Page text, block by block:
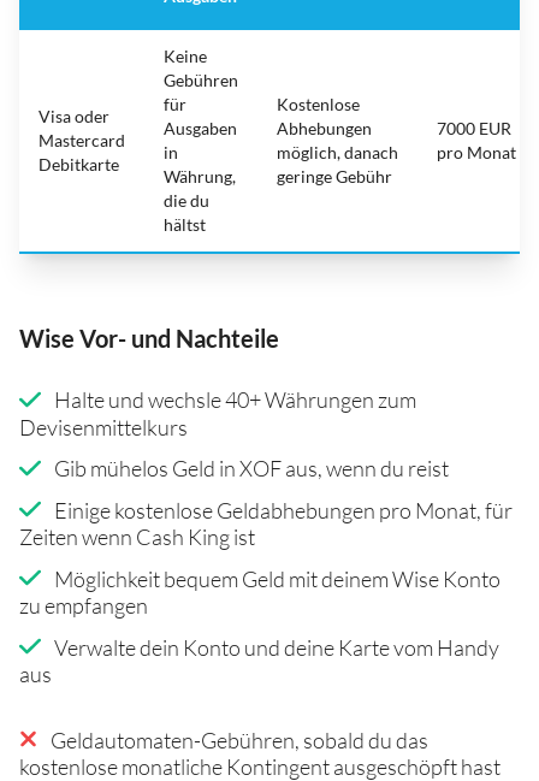
Visa oder
Mastercard
Debitkarte
Keine
Gebühren
für
Ausgaben
in
Währung,
die du
hältst
Kostenlose
Abhebungen
möglich, danach
geringe Gebühr
7000 EUR
pro Monat
Wise Vor- und Nachteile
Halte und wechsle 40+ Währungen zum
Devisenmittelkurs
Gib mühelos Geld in XOF aus, wenn du reist
Einige kostenlose Geldabhebungen pro Monat, für
Zeiten wenn Cash King ist
Möglichkeit bequem Geld mit deinem Wise Konto
zu empfangen
Verwalte dein Konto und deine Karte vom Handy
aus
Geldautomaten-Gebühren, sobald du das
kostenlose monatliche Kontingent ausgeschöpft hast